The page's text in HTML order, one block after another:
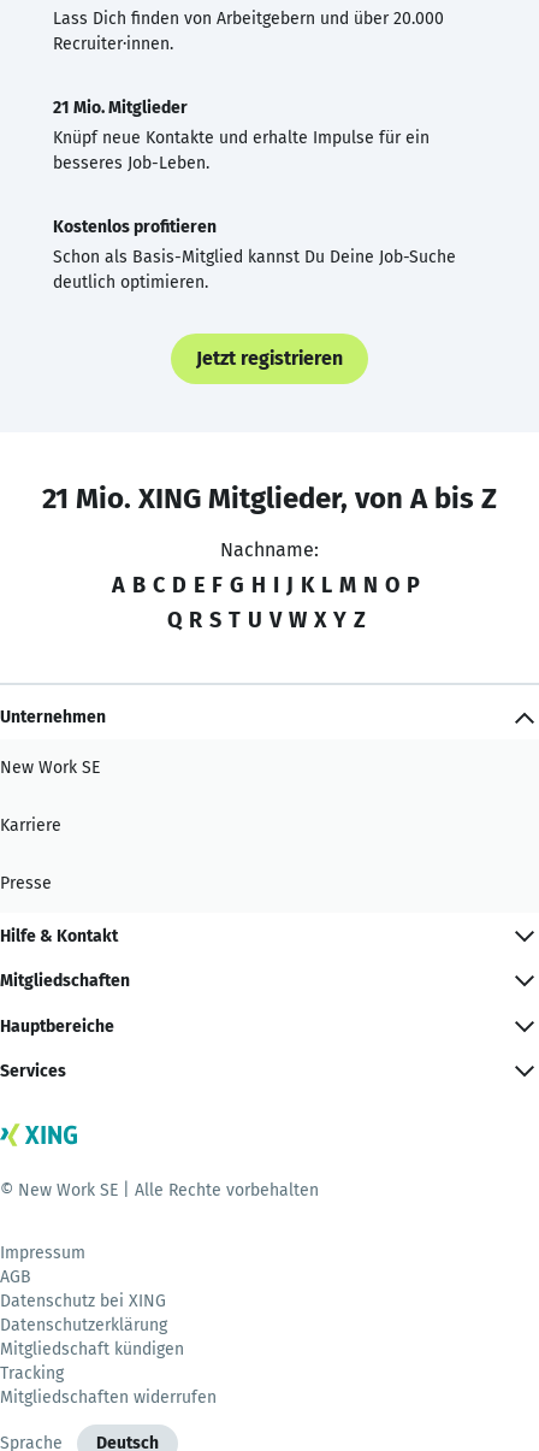
Lass Dich finden von Arbeitgebern und über 20.000
Recruiter·innen.
21 Mio. Mitglieder
Knüpf neue Kontakte und erhalte Impulse für ein
besseres Job-Leben.
Kostenlos profitieren
Schon als Basis-Mitglied kannst Du Deine Job-Suche
deutlich optimieren.
Jetzt registrieren
21 Mio. XING Mitglieder, von A bis Z
Nachname:
A B C D E F G H I J K L M N O P
Q R S T U V W X Y Z
Unternehmen
New Work SE
Karriere
Presse
Hilfe & Kontakt
Mitgliedschaften
Hauptbereiche
Services
© New Work SE | Alle Rechte vorbehalten
Impressum
AGB
Datenschutz bei XING
Datenschutzerklärung
Mitgliedschaft kündigen
Tracking
Mitgliedschaften widerrufen
Sprache Deutsch